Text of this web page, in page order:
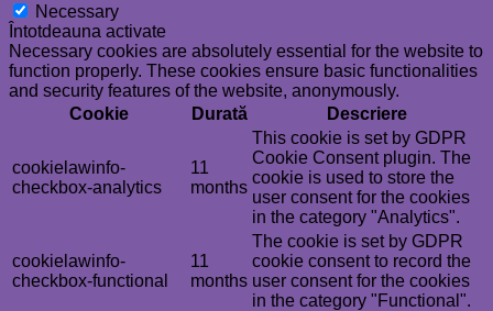
Necessary
Întotdeauna activate
Necessary cookies are absolutely essential for the website to
function properly. These cookies ensure basic functionalities
and security features of the website, anonymously.
Cookie
Durată Descriere
cookielawinfo-
checkbox-analytics
11
months
This cookie is set by GDPR
Cookie Consent plugin. The
cookie is used to store the
user consent for the cookies
in the category "Analytics".
cookielawinfo-
checkbox-functional
11
months
The cookie is set by GDPR
cookie consent to record the
user consent for the cookies
in the category "Functional".